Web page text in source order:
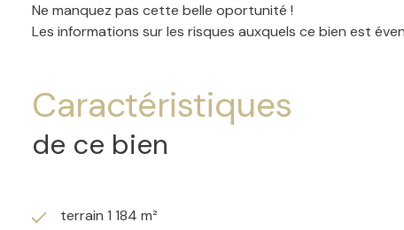
Ne manquez pas cette belle oportunité !
Les informations sur les risques auxquels ce bien est
Caractéristiques
de ce bien
terrain 1 184 m²